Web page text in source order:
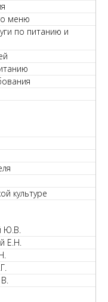
меню
по питанию и
культуре
Ю.В.
Е.Н.